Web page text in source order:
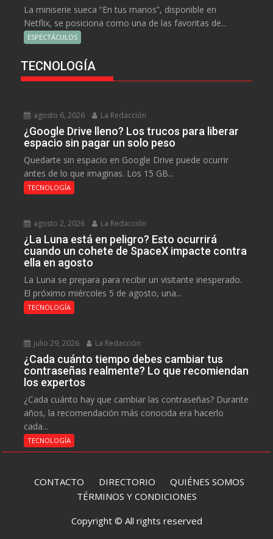
La miniserie sueca “En tus manos”, disponible en
Netflix, se posiciona como una de las favoritas de...
ESPECTÁCULOS
TECNOLOGÍA
agosto 6, 2026 La Redacción
¿Google Drive lleno? Los trucos para liberar
espacio sin pagar un solo peso
Quedarte sin espacio en Google Drive puede ocurrir
antes de lo que imaginas. Los 15 GB...
TECNOLOGÍA
agosto 2, 2026 La Redacción
¿La Luna está en peligro? Esto ocurrirá
cuando un cohete de SpaceX impacte contra
ella en agosto
La Luna se prepara para recibir un visitante inesperado.
El próximo miércoles 5 de agosto, una...
TECNOLOGÍA
julio 29, 2026 La Redacción
¿Cada cuánto tiempo debes cambiar tus
contraseñas realmente? Lo que recomiendan
los expertos
¿Cada cuánto hay que cambiar las contraseñas? Durante
años, la recomendación más conocida era hacerlo
cada...
TECNOLOGÍA
CONTACTO DIRECTORIO QUIÉNES SOMOS
TÉRMINOS Y CONDICIONES
Copyright © All rights reserved